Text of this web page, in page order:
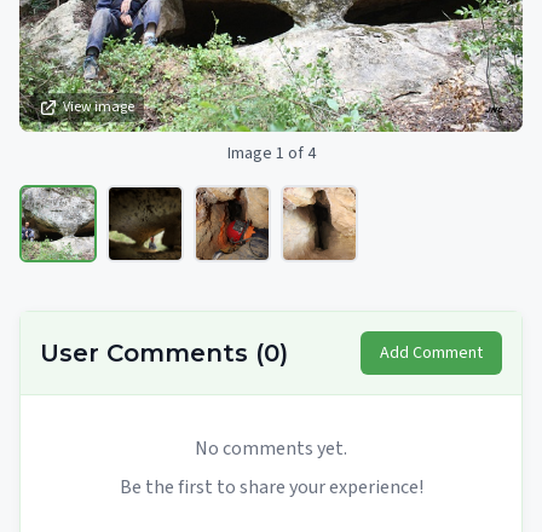
View image
Image 1 of 4
User Comments (0) Add Comment
No comments yet.
Be the first to share your experience!